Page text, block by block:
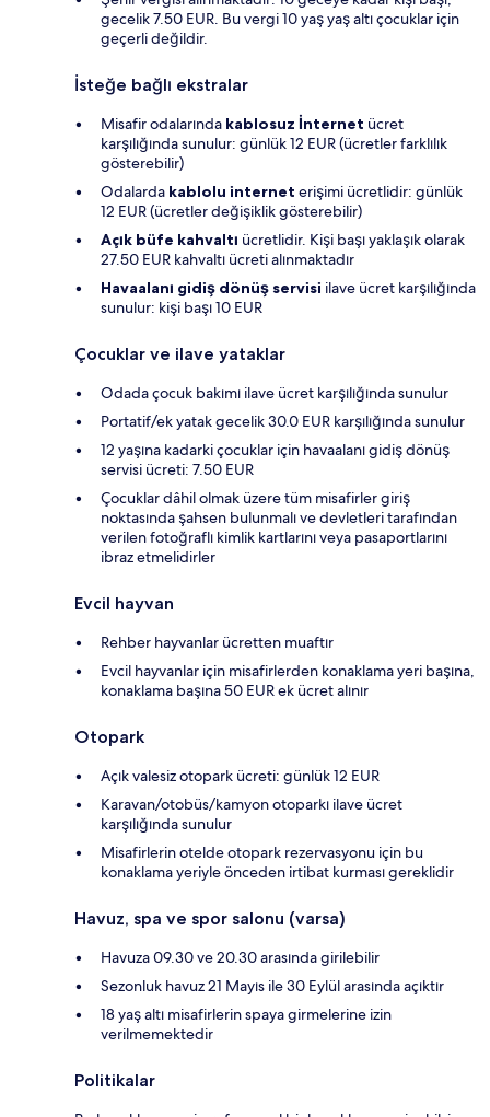
gecelik 7.50 EUR. Bu vergi 10 yaş yaş altı çocuklar için
geçerli değildir.
İsteğe bağlı ekstralar
Misafir odalarında kablosuz İnternet ücret
karşılığında sunulur: günlük 12 EUR (ücretler farklılık
gösterebilir)
Odalarda kablolu internet erişimi ücretlidir: günlük
12 EUR (ücretler değişiklik gösterebilir)
Açık büfe kahvaltı ücretlidir. Kişi başı yaklaşık olarak
27.50 EUR kahvaltı ücreti alınmaktadır
Havaalanı gidiş dönüş servisi ilave ücret karşılığında
sunulur: kişi başı 10 EUR
Çocuklar ve ilave yataklar
Odada çocuk bakımı ilave ücret karşılığında sunulur
Portatif/ek yatak gecelik 30.0 EUR karşılığında sunulur
12 yaşına kadarki çocuklar için havaalanı gidiş dönüş
servisi ücreti: 7.50 EUR
Çocuklar dâhil olmak üzere tüm misafirler giriş
noktasında şahsen bulunmalı ve devletleri tarafından
verilen fotoğraflı kimlik kartlarını veya pasaportlarını
ibraz etmelidirler
Evcil hayvan
Rehber hayvanlar ücretten muaftır
Evcil hayvanlar için misafirlerden konaklama yeri başına,
konaklama başına 50 EUR ek ücret alınır
Otopark
Açık valesiz otopark ücreti: günlük 12 EUR
Karavan/otobüs/kamyon otoparkı ilave ücret
karşılığında sunulur
Misafirlerin otelde otopark rezervasyonu için bu
konaklama yeriyle önceden irtibat kurması gereklidir
Havuz, spa ve spor salonu (varsa)
Havuza 09.30 ve 20.30 arasında girilebilir
Sezonluk havuz 21 Mayıs ile 30 Eylül arasında açıktır
18 yaş altı misafirlerin spaya girmelerine izin
verilmemektedir
Politikalar